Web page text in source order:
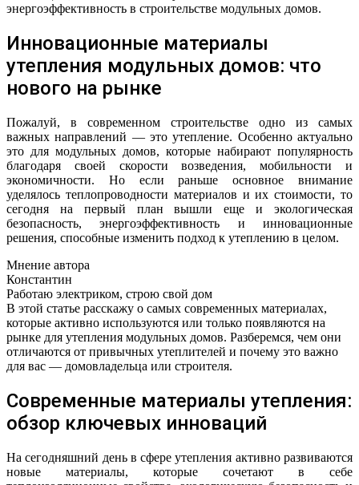
энергоэффективность в строительстве модульных домов.
Инновационные материалы
утепления модульных домов: что
нового на рынке
Пожалуй, в современном строительстве одно из самых
важных направлений — это утепление. Особенно актуально
это для модульных домов, которые набирают популярность
благодаря своей скорости возведения, мобильности и
экономичности. Но если раньше основное внимание
уделялось теплопроводности материалов и их стоимости, то
сегодня на первый план вышли еще и экологическая
безопасность, энергоэффективность и инновационные
решения, способные изменить подход к утеплению в целом.
Мнение автора
Константин
Работаю электриком, строю свой дом
В этой статье расскажу о самых современных материалах,
которые активно используются или только появляются на
рынке для утепления модульных домов. Разберемся, чем они
отличаются от привычных утеплителей и почему это важно
для вас — домовладельца или строителя.
Современные материалы утепления:
обзор ключевых инноваций
На сегодняшний день в сфере утепления активно развиваются
новые материалы, которые сочетают в себе